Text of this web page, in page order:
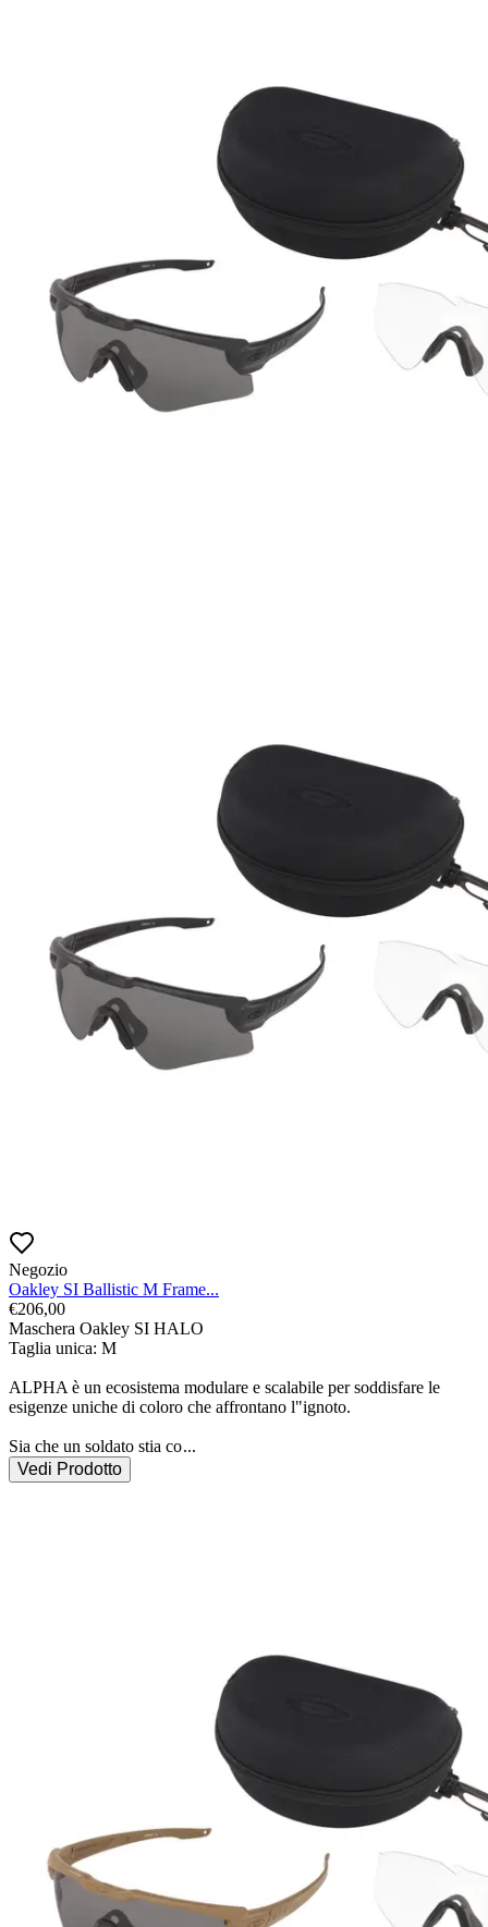
Negozio
Oakley SI Ballistic M Frame...
€206,00
Maschera Oakley SI HALO
Taglia unica: M
ALPHA è un ecosistema modulare e scalabile per soddisfare le
esigenze uniche di coloro che affrontano l"ignoto.
Sia che un soldato stia co...
Vedi Prodotto